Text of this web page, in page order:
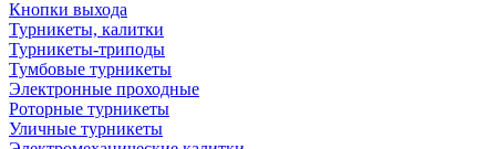
Кнопки выхода
Турникеты, калитки
Турникеты-триподы
Тумбовые турникеты
Электронные проходные
Роторные турникеты
Уличные турникеты